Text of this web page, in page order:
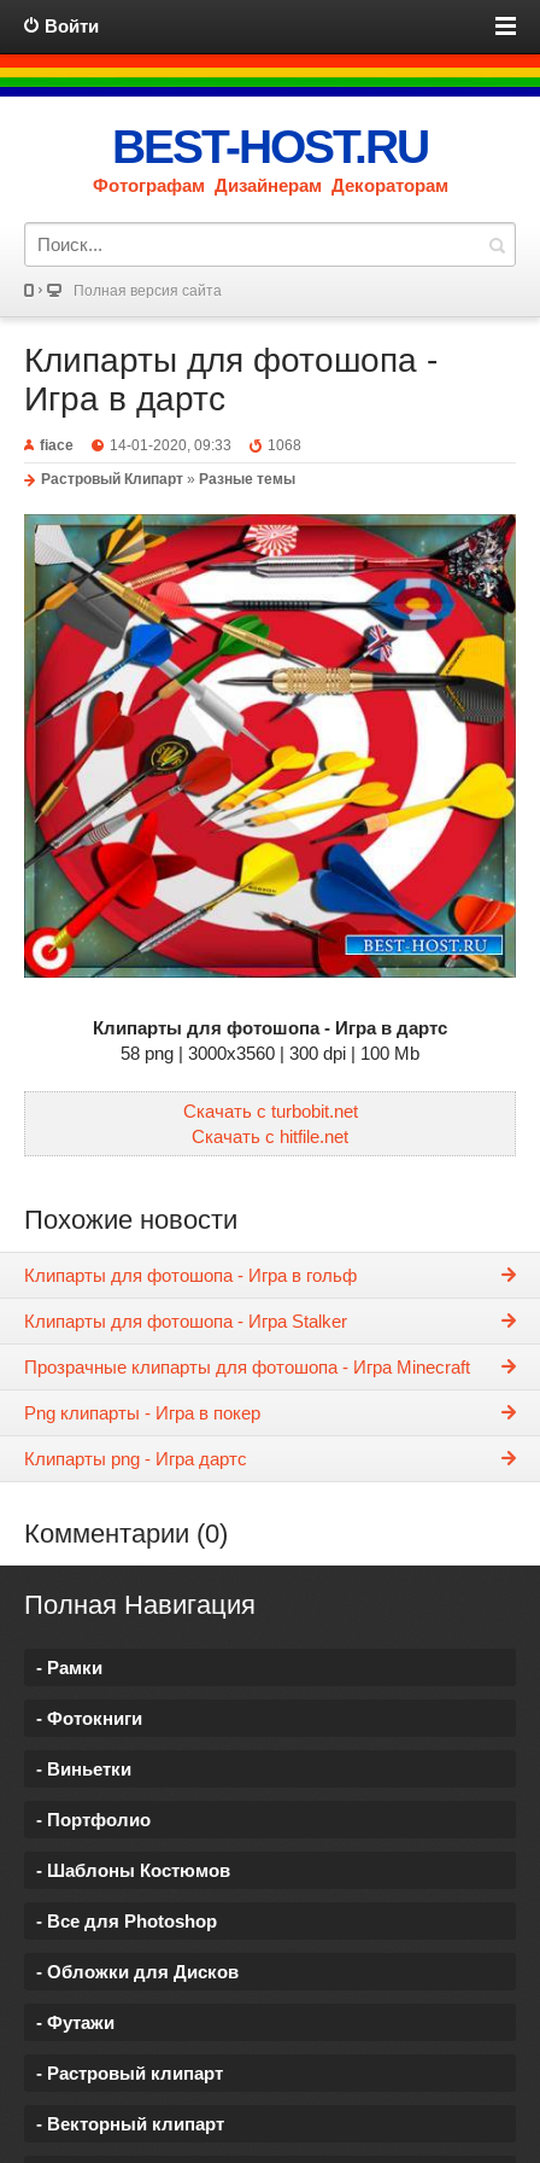
Войти
BEST-HOST.RU
Фотографам Дизайнерам Декораторам
Полная версия сайта
Клипарты для фотошопа -
Игра в дартс
fiace 14-01-2020, 09:33
1068
Растровый Клипарт » Разные темы
Клипарты для фотошопа - Игра в дартс
58 png | 3000х3560 | 300 dpi | 100 Mb
Скачать с turbobit.net
Скачать с hitfile.net
Похожие новости
Клипарты для фотошопа - Игра в гольф
Клипарты для фотошопа - Игра Stalker
Прозрачные клипарты для фотошопа - Игра Minecraft
Png клипарты - Игра в покер
Клипарты png - Игра дартс
Комментарии (0)
Полная Навигация
- Рамки
- Фотокниги
- Виньетки
- Портфолио
- Шаблоны Костюмов
- Все для Photoshop
- Обложки для Дисков
- Футажи
- Растровый клипарт
- Векторный клипарт